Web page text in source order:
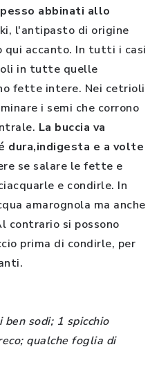
abbinati allo
l'antipasto di origine
accanto. In tutti i casi
in tutte quelle
fette intere. Nei cetrioli
i semi che corrono
La buccia va
dura,indigesta e a volte
se salare le fette e
e condirle. In
amarognola ma anche
contrario si possono
prima di condirle, per
sodi; 1 spicchio
qualche foglia di